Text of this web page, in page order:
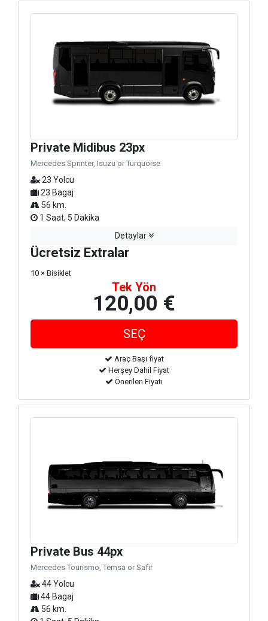
Private Midibus 23px
Mercedes Sprinter, Isuzu or Turquoise
23 Yolcu
23 Bagaj
56 km.
1 Saat, 5 Dakika
Detaylar
Ücretsiz Extralar
10 × Bisiklet
Tek Yön
120,00 €
Araç Başı fiyat
Herşey Dahil Fiyat
Önerilen Fiyatı
Private Bus 44px
Mercedes Tourismo, Temsa or Safir
44 Yolcu
44 Bagaj
56 km.